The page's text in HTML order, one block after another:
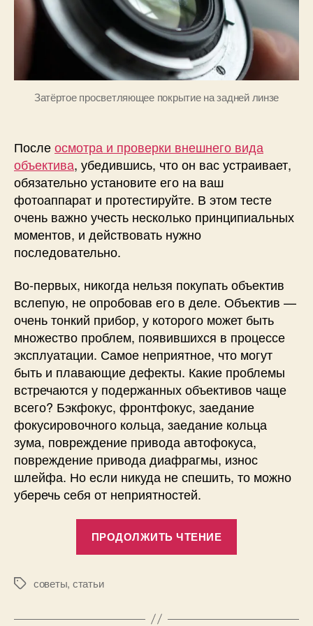
механика.
Затёртое просветляющее покрытие на задней линзе
Послеосмотра и проверки внешнего вида
объектива, убедившись, что он вас устраивает,
обязательно установите его на ваш
фотоаппарат и протестируйте. В этом тесте
очень важно учесть несколько принципиальных
моментов, и действовать нужно
последовательно.
Во-первых, никогда нельзя покупать объектив
вслепую, не опробовав его в деле. Объектив —
очень тонкий прибор, у которого может быть
множество проблем, появившихся в процессе
эксплуатации. Самое неприятное, что могут
быть и плавающие дефекты. Какие проблемы
встречаются у подержанных объективов чаще
всего? Бэкфокус, фронтфокус, заедание
фокусировочного кольца, заедание кольца
зума, повреждение привода автофокуса,
повреждение привода диафрагмы, износ
шлейфа. Но если никуда не спешить, то можно
уберечь себя от неприятностей.
ПРОДОЛЖИТЬ ЧТЕНИЕ
покупкой?
Меткисоветы, статьи